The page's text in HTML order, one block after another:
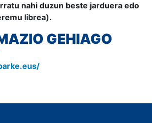
nahi duzun beste jarduera edo
librea).
GEHIAGO